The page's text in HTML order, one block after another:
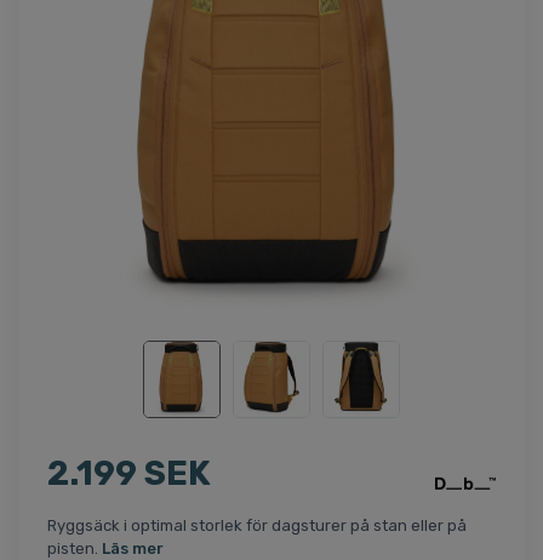
2.199 SEK
Ryggsäck i optimal storlek för dagsturer på stan eller på
pisten. Läs mer